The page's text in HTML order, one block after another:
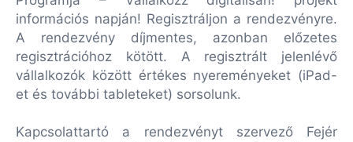
információs napján! Regisztráljon a rendezvényre.
A rendezvény díjmentes, azonban előzetes
regisztrációhoz kötött. A regisztrált jelenlévő
vállalkozók között értékes nyereményeket (iPad-
et és további tableteket) sorsolunk.
Kapcsolattartó a rendezvényt szervező Fejér